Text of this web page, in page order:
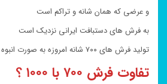
و عرضی که همان شانه و تراکم است
به فرش های دستبافت ایرانی نزدیک است
تولید فرش های ۷۰۰ شانه امروزه به صورت انبوه صورت می گیرد
تفاوت فرش ۷۰۰ با ۱۰۰۰ ؟